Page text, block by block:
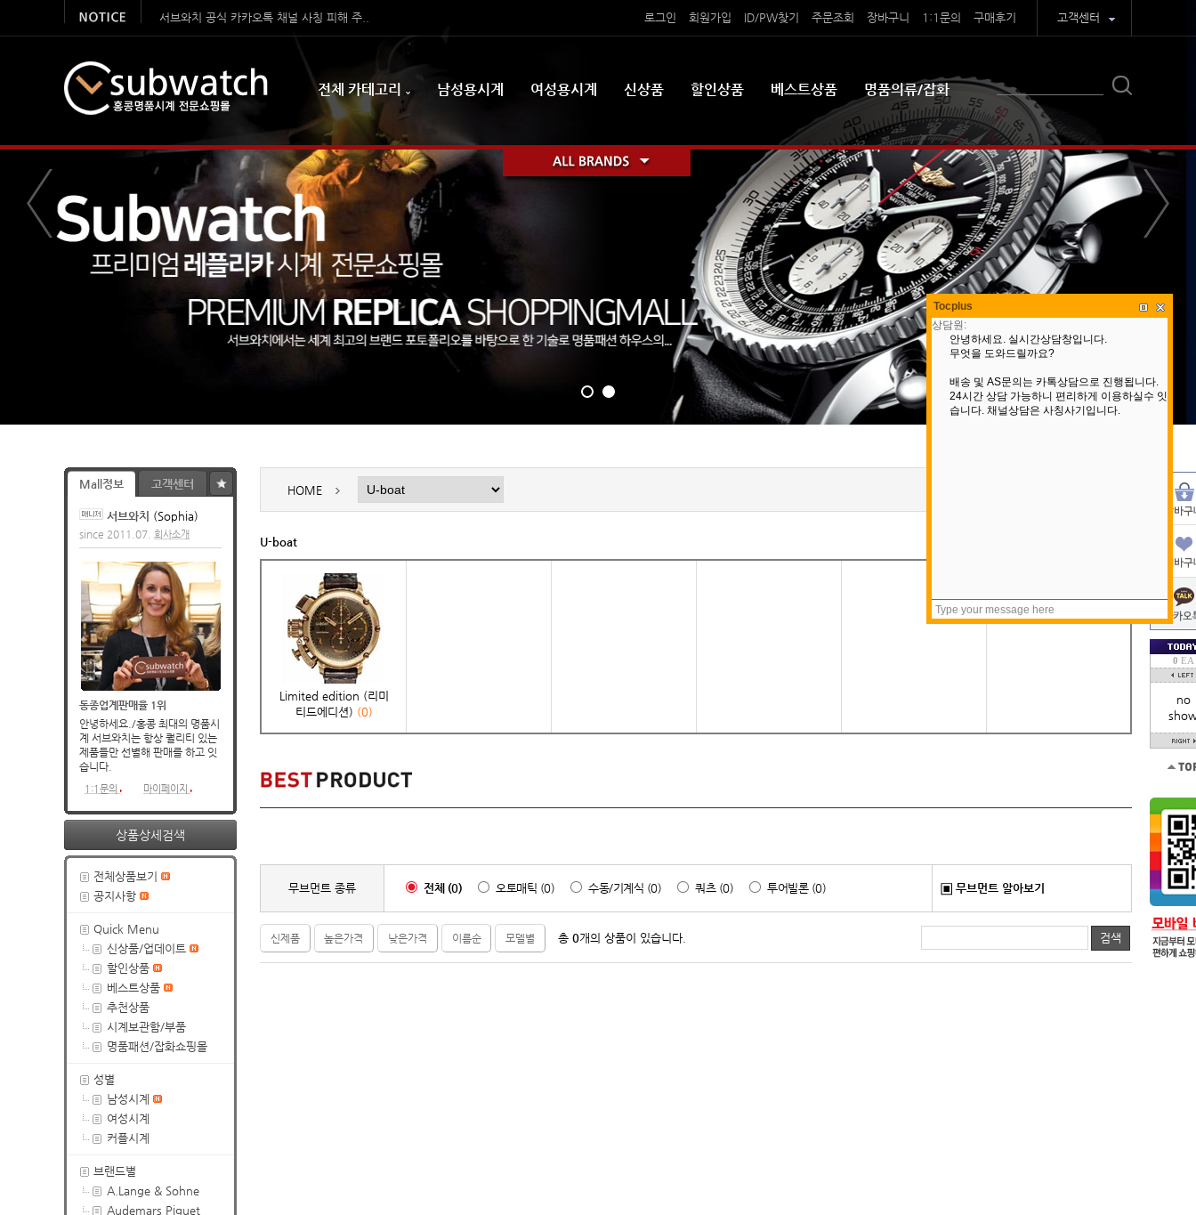
0 EA
no
서브와치 공식 카카오톡 채널 사칭 피해 주..
시계클럽 서브와치 오픈 감사 이벤트
[이벤트]연말 선물증정! 사은품 이벤트 !
안심 결제 서비스 시행합니다.
여름맞이 특별 이벤트 – 명품시계 구..
**** 2026 설 연휴 공지사항 ****
🎉✨ 2026년 새해맞이 이벤트..
새해맞이 쿠폰할인이벤트 (10,000원 쿠폰 ..
한여름 특별 이벤트
카톡채널 사칭사기주의! 꼭 읽어주세요
로그인 회원가입 ID/PW찾기 주문조회 장바구니 1:1문의 구매후기 고객센터
전체 카테고리 남성용시계 여성용시계 신상품 할인상품 베스트상품 명품의류/잡화
Mall정보 고객센터
서브와치 (Sophia)
since 2011.07. 회사소개
동종업계판매율 1위
습니다.
1:1문의 마이페이지
상품상세검색
전체상품보기
공지사항
Quick Menu
신상품/업데이트
할인상품
베스트상품
추천상품
시계보관함/부품
명품패션/잡화쇼핑몰
성별
남성시계
여성시계
커플시계
브랜드별
A.Lange & Sohne
Audemars Piguet
HOME
U-boat
티드에디션) (0)
무브먼트 종류 전체 (0) 오토매틱 (0) 수동/기계식 (0) 쿼츠 (0) 투어빌론 (0) 무브먼트 알아보기
신제품 높은가격 낮은가격 이름순 모델별 총 0개의 상품이 있습니다. 검색
Tocplus